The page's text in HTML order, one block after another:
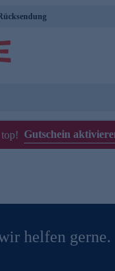
Gutschein
helfen gerne.